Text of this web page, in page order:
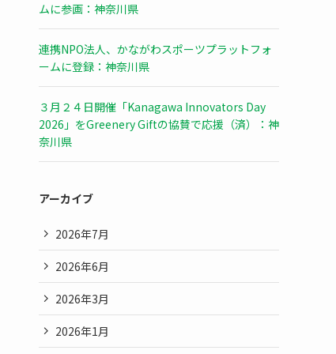
ムに参画：神奈川県
連携NPO法人、かながわスポーツプラットフォ
ームに登録：神奈川県
３月２４日開催「Kanagawa Innovators Day
2026」をGreenery Giftの協賛で応援（済）：神
奈川県
アーカイブ
2026年7月
2026年6月
2026年3月
2026年1月